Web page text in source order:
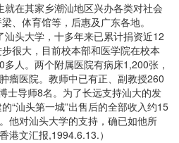
在其家乡潮汕地区兴办各类对社会
、体育馆等，后惠及广东各地。
头大学，十多年来已累计捐资近12
很大，目前校本部和医学院在校本
人。两个附属医院有病床1,200张，
瘤医院。教师中已有正、副教授260
士导师8名。为了长远支持汕大的发
“汕头第一城”出售后的全部收入约15
他对汕头大学的支持，确已如他所
港文汇报,1994.6.13.）